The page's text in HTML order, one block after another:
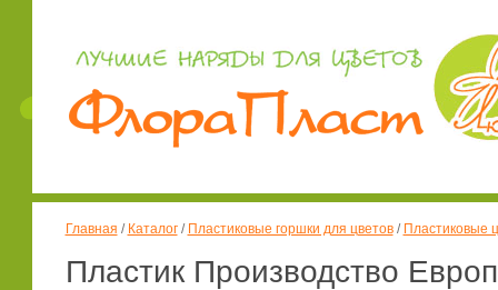
Главная / Каталог/ Пластиковые горшки для цветов/ Пластиковые
Пластик Производство